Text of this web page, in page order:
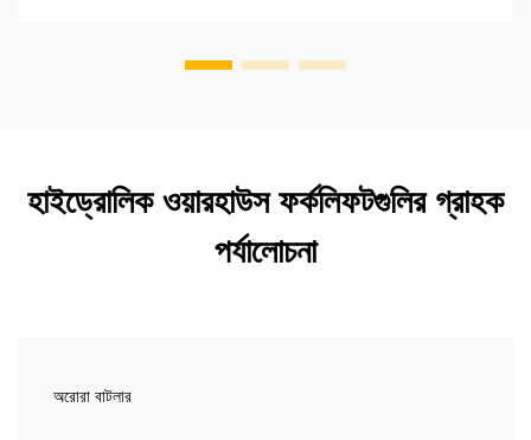
হাইড্রোলিক ওয়ারহাউস ফর্কলিফটগুলির গ্রাহক
পর্যালোচনা
অরোরা বাটলার